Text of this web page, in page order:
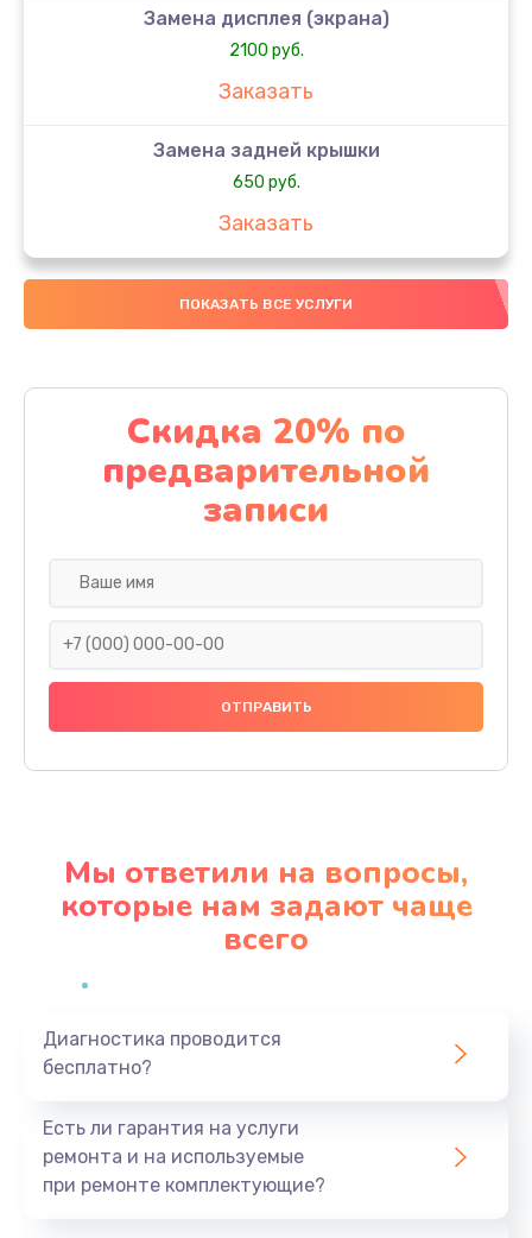
Замена дисплея (экрана)
2100 руб.
Заказать
Замена задней крышки
650 руб.
Заказать
Замена аккумулятора
4000 руб.
Замена материнской платы
1100 руб.
Заказать
Замена праймера
1000 руб.
Заказать
Профилактическая чистка
Заказать
ПОКАЗАТЬ ВСЕ УСЛУГИ
Скидка 20% по
предварительной
записи
Мы ответили на вопросы,
которые нам задают чаще
всего
Диагностика проводится
бесплатно?
Есть ли гарантия на услуги
ремонта и на используемые
при ремонте комплектующие?